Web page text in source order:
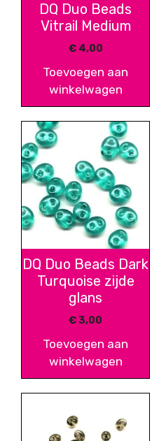
DQ Duo Beads
Vitrail Medium
€4,00
Toevoegen aan
winkelwagen
DQ Duo Beads Dark
Turquoise zijde
glans
€3,00
Toevoegen aan
winkelwagen